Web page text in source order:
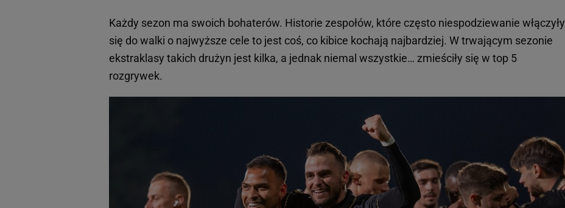
Każdy sezon ma swoich bohaterów. Historie zespołów, które często niespodziewanie włączyły
się do walki o najwyższe cele to jest coś, co kibice kochają najbardziej. W trwającym sezonie
ekstraklasy takich drużyn jest kilka, a jednak niemal wszystkie… zmieściły się w top 5
rozgrywek.